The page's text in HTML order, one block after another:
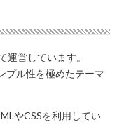
運営しています。
プル性を極めたテーマ
やCSSを利用してい